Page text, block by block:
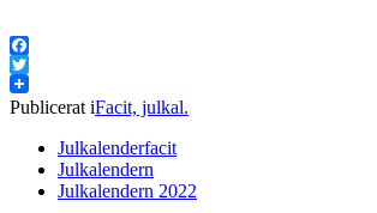
Facebook
Twitter
Publicerat iFacit, julkal.
Julkalenderfacit
Julkalendern
Julkalendern 2022